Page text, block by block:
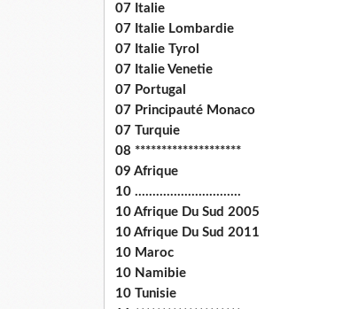
07 Italie
07 Italie Lombardie
07 Italie Tyrol
07 Italie Venetie
07 Portugal
07 Principauté Monaco
07 Turquie
08 ********************
09 Afrique
10 ..............................
10 Afrique Du Sud 2005
10 Afrique Du Sud 2011
10 Maroc
10 Namibie
10 Tunisie